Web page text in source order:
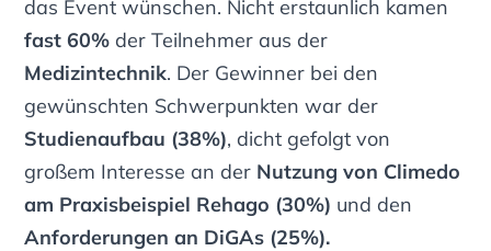
das Event wünschen. Nicht erstaunlich kamen
fast 60% der Teilnehmer aus der
Medizintechnik. Der Gewinner bei den
gewünschten Schwerpunkten war der
Studienaufbau (38%), dicht gefolgt von
großem Interesse an der Nutzung von Climedo
am Praxisbeispiel Rehago (30%) und den
Anforderungen an DiGAs (25%).